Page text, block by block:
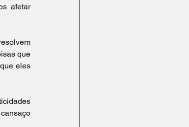
afetar
que
eles